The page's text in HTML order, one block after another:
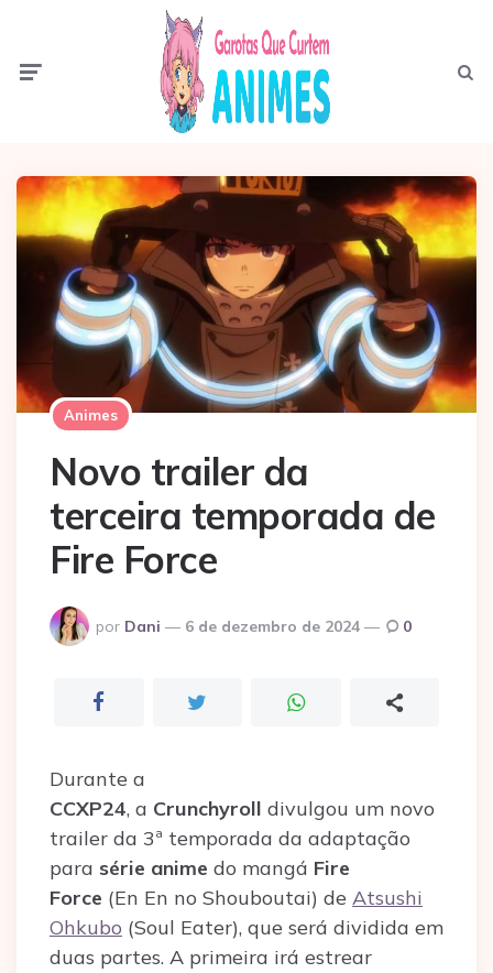
Animes
Novo trailer da
terceira temporada de
Fire Force
Postado
por
por Dani 6 de dezembro de 2024 0
Durante a
CCXP24, a Crunchyroll divulgou um novo
trailer da 3ª temporada da adaptação
para série anime do mangá Fire
Force (En En no Shouboutai) de Atsushi
Ohkubo (Soul Eater), que será dividida em
duas partes. A primeira irá estrear